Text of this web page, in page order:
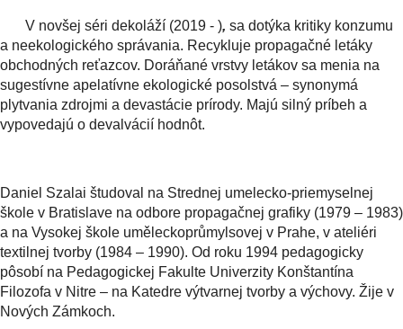
V novšej séri dekoláží (2019 - ), sa dotýka kritiky konzumu
a neekologického správania. Recykluje propagačné letáky
obchodných reťazcov. Doráňané vrstvy letákov sa menia na
sugestívne apelatívne ekologické posolstvá – synonymá
plytvania zdrojmi a devastácie prírody. Majú silný príbeh a
vypovedajú o devalvácií hodnôt.
Daniel Szalai študoval na Strednej umelecko-priemyselnej
škole v Bratislave na odbore propagačnej grafiky (1979 – 1983)
a na Vysokej škole uměleckoprůmylsovej v Prahe, v ateliéri
textilnej tvorby (1984 – 1990). Od roku 1994 pedagogicky
pôsobí na Pedagogickej Fakulte Univerzity Konštantína
Filozofa v Nitre – na Katedre výtvarnej tvorby a výchovy. Žije v
Nových Zámkoch.